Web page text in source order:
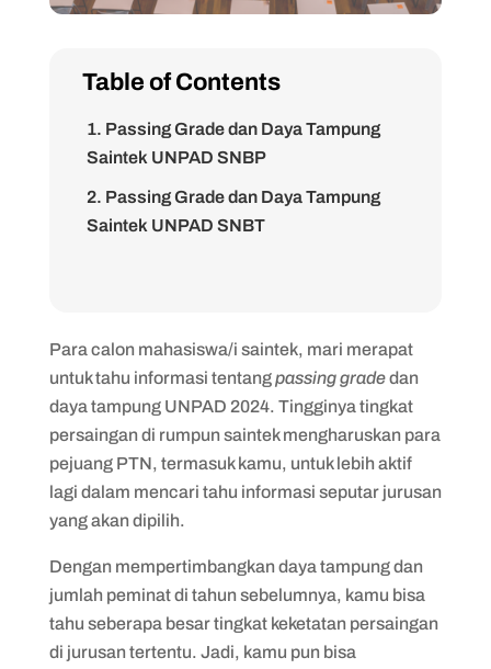
Table of Contents
1. Passing Grade dan Daya Tampung
Saintek UNPAD SNBP
2. Passing Grade dan Daya Tampung
Saintek UNPAD SNBT
Para calon mahasiswa/i saintek, mari merapat
untuk tahu informasi tentangpassing gradedan
daya tampung UNPAD 2024. Tingginya tingkat
persaingan di rumpun saintek mengharuskan para
pejuang PTN, termasuk kamu, untuk lebih aktif
lagi dalam mencari tahu informasi seputar jurusan
yang akan dipilih.
Dengan mempertimbangkan daya tampung dan
jumlah peminat di tahun sebelumnya, kamu bisa
tahu seberapa besar tingkat keketatan persaingan
di jurusan tertentu. Jadi, kamu pun bisa